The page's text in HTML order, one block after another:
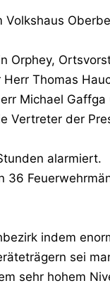
Volkshaus
Thomas
Michael
Vertreter der
alarmiert.
indem
sei
sehr hohem